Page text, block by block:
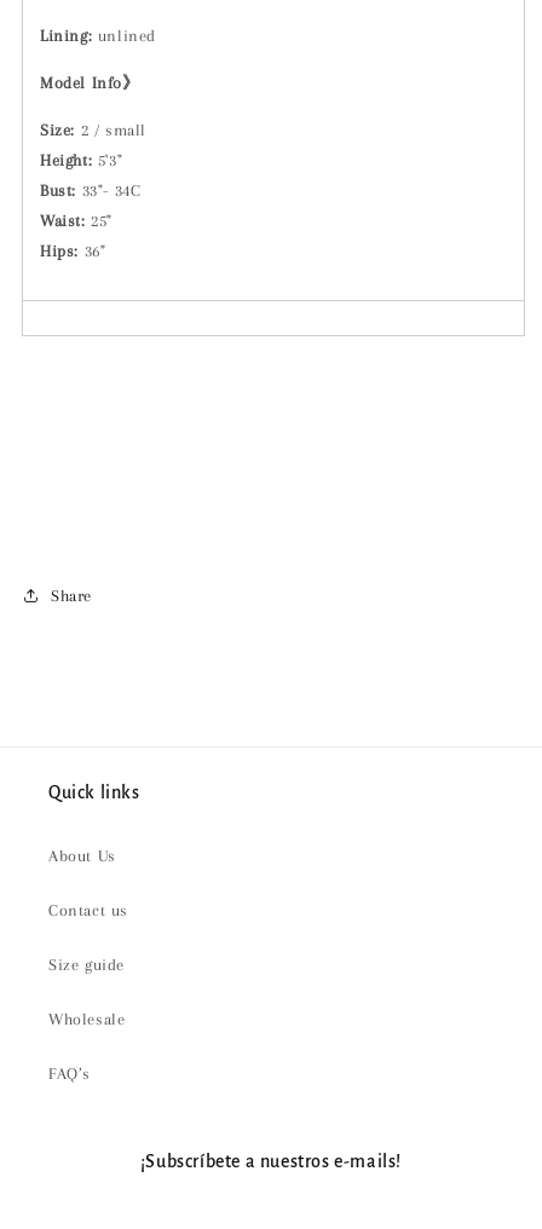
Lining: unlined
Model Info》
Size: 2 / small
Height: 5'3"
Bust: 33"- 34C
Waist:25"
Hips: 36"
Share
Quick links
About Us
Contact us
Size guide
Wholesale
FAQ’s
¡Subscríbete a nuestros e-mails!